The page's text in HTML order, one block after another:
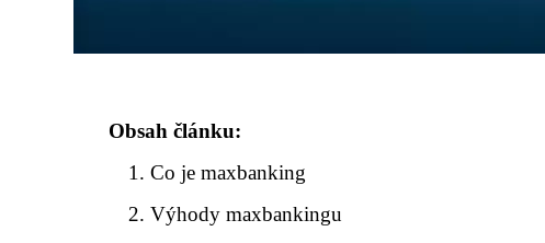
Obsah článku:
Co je maxbanking
Výhody maxbankingu